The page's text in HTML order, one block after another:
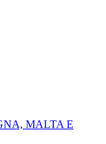
MALTA E